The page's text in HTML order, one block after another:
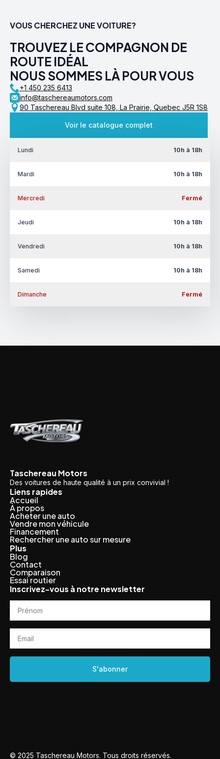
VOUS CHERCHEZ UNE VOITURE?
TROUVEZ LE COMPAGNON DE
ROUTE IDÉAL
NOUS SOMMES LÀ POUR VOUS
+1 450 235 6413
info@taschereaumotors.com
90 Taschereau Blvd suite 108, La Prairie, Quebec J5R 1S8
Voir le catalogue complet
Lundi 10h à 18h
Mardi 10h à 18h
Mercredi Fermé
Jeudi 10h à 18h
Vendredi 10h à 18h
Samedi 10h à 18h
Dimanche Fermé
Taschereau Motors
Des voitures de haute qualité à un prix convivial !
Liens rapides
Accueil
À propos
Acheter une auto
Vendre mon véhicule
Financement
Rechercher une auto sur mesure
Plus
Blog
Contact
Comparaison
Essai routier
Inscrivez-vous à notre newsletter
Prénom
Email
S'abonner
© 2025 Taschereau Motors. Tous droits réservés.